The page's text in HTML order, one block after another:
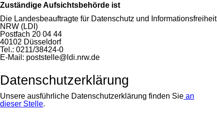
Zuständige Aufsichtsbehörde ist
Die Landesbeauftragte für Datenschutz und Informationsfreiheit
NRW (LDI)
Postfach 20 04 44
40102 Düsseldorf
Tel.: 0211/38424-0
E-Mail: poststelle@ldi.nrw.de
Datenschutzerklärung
Unsere ausführliche Datenschutzerklärung finden Sie an
dieser Stelle.